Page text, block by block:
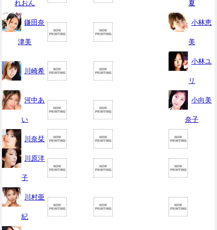
れおん 夏
鎌田奈
津美
小林恵
美
川崎希
小林ユ
リ
河中あ
い
小向美
奈子
川奈栞
川原洋
子
川村亜
紀